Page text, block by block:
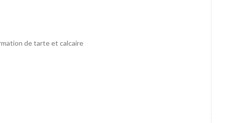
de tarte et calcaire